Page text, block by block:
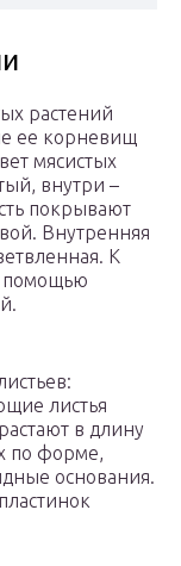
растений
ее корневищ
мясистых
внутри –
покрывают
Внутренняя
К
помощью
листья
в длину
по форме,
основания.